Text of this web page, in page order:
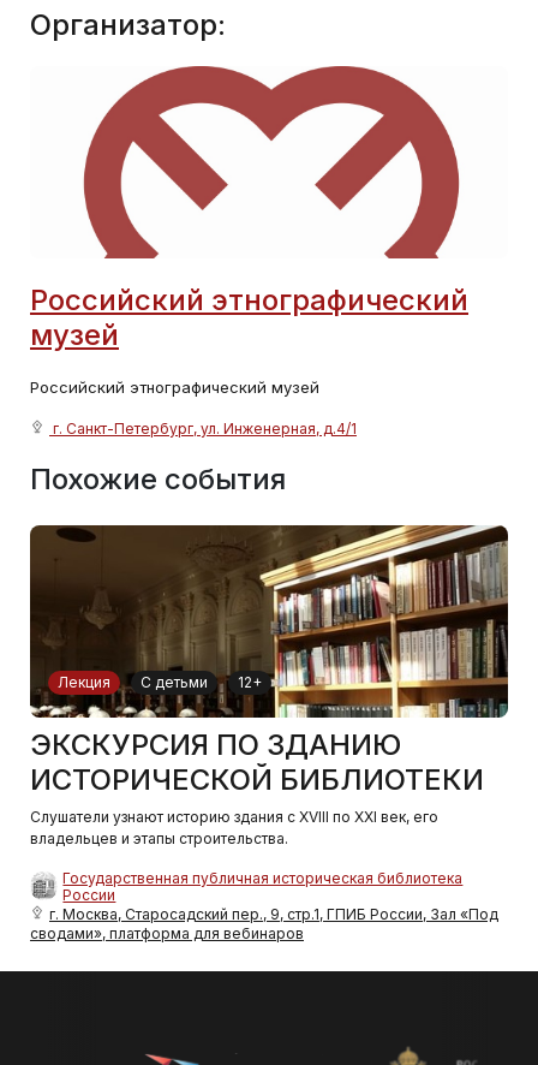
Организатор:
Российский этнографический
музей
Российский этнографический музей
г. Санкт-Петербург, ул. Инженерная, д.4/1
Похожие события
Лекция С детьми 12+
ЭКСКУРСИЯ ПО ЗДАНИЮ
ИСТОРИЧЕСКОЙ БИБЛИОТЕКИ
Слушатели узнают историю здания с XVIII по XXI век, его
владельцев и этапы строительства.
Государственная публичная историческая библиотека
России
г. Москва, Старосадский пер., 9, стр.1, ГПИБ России, Зал «Под
сводами», платформа для вебинаров